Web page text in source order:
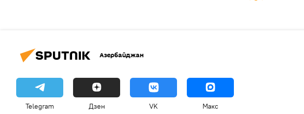
Азербайджан
Telegram Дзен VK Макс